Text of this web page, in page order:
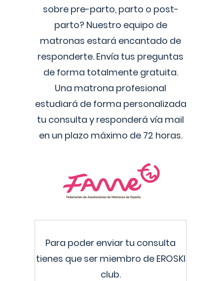
sobre pre-parto, parto o post-
parto? Nuestro equipo de
matronas estará encantado de
responderte. Envía tus preguntas
de forma totalmente gratuita.
Una matrona profesional
estudiará de forma personalizada
tu consulta y responderá vía mail
en un plazo máximo de 72 horas.
Para poder enviar tu consulta
tienes que ser miembro de EROSKI
club.